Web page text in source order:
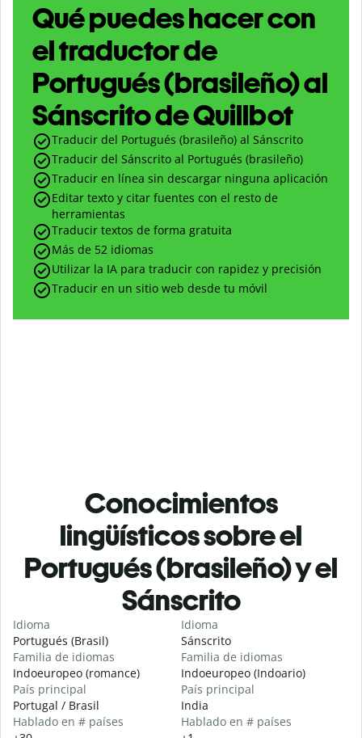
Qué puedes hacer con
el traductor de
Portugués (brasileño) al
Sánscrito de Quillbot
Traducir del Portugués (brasileño) al Sánscrito
Traducir del Sánscrito al Portugués (brasileño)
Traducir en línea sin descargar ninguna aplicación
Editar texto y citar fuentes con el resto de
herramientas
Traducir textos de forma gratuita
Más de 52 idiomas
Utilizar la IA para traducir con rapidez y precisión
Traducir en un sitio web desde tu móvil
Conocimientos
lingüísticos sobre el
Portugués (brasileño) y el
Sánscrito
Idioma
Portugués (Brasil)
Familia de idiomas
Indoeuropeo (romance)
País principal
Portugal / Brasil
Hablado en # países
Idioma
Sánscrito
Familia de idiomas
Indoeuropeo (Indoario)
País principal
India
Hablado en # países